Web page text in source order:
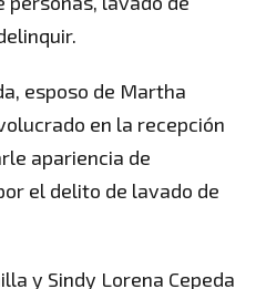
esposo de Martha
en la recepción
apariencia de
el delito de lavado de
y Sindy Lorena Cepeda